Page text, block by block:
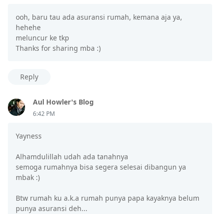
ooh, baru tau ada asuransi rumah, kemana aja ya,
hehehe
meluncur ke tkp
Thanks for sharing mba :)
Reply
Aul Howler's Blog
6:42 PM
Yayness
Alhamdulillah udah ada tanahnya
semoga rumahnya bisa segera selesai dibangun ya
mbak :)
Btw rumah ku a.k.a rumah punya papa kayaknya belum
punya asuransi deh...